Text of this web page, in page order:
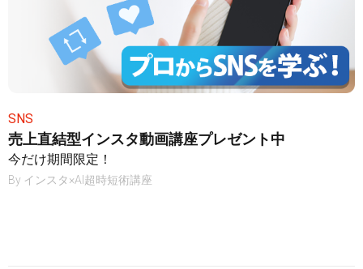
SNS
売上直結型インスタ動画講座プレゼント中
今だけ期間限定！
By インスタ×AI超時短術講座